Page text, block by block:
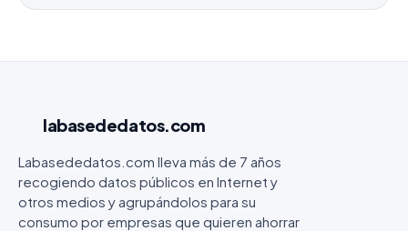
labasededatos.com
Labasededatos.com lleva más de 7 años
recogiendo datos públicos en Internet y
otros medios y agrupándolos para su
consumo por empresas que quieren ahorrar